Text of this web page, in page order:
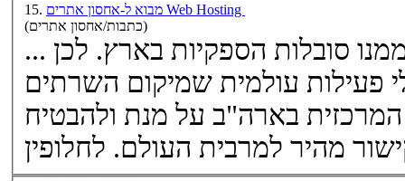
15.
מבוא ל-אחסון אתרים Web Hosting
(כתבות/אחסון אתרים)
... עקב המרחק הפיזי והעומסים ממנו סובלות הספקיות בארץ. לכן
פעילות עולמית שמיקום השרתים
בארה"ב על מנת ולהבטיח